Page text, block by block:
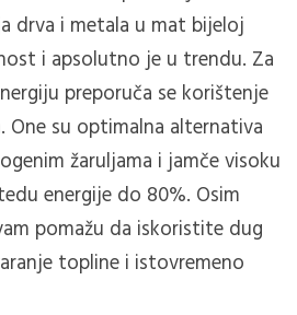
drva i metala u mat bijeloj
i apsolutno je u trendu. Za
preporuča se korištenje
One su optimalna alternativa
žaruljama i jamče visoku
energije do 80%. Osim
pomažu da iskoristite dug
topline i istovremeno